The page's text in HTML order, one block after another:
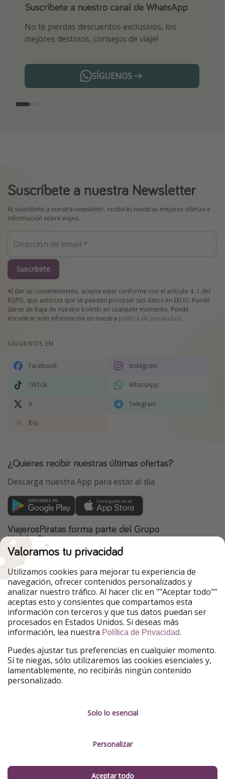
Suscríbete a nuestro canal de WhatsApp
No te pierdas descuentos exclusivos, los
mejores destinos, consejos de viaje!
SÍGUENOS
Descarga nuestra app
Sé el primero en reservar nuestros chollazos
¡Suscríbete a nuestro canal de Telegram!
¡Recibe las mejores ofertas seleccionadas para
ti por nuestros expertos en viajes
Telegram
Suscríbete a nuestra Newsletter
Al suscribirte a nuestra newsletter, recibirás nuestras mejores ofertas e
información sobre viajes.
Suscribirte
Al dar su consentimiento, acepta estar conforme con el artículo 4. 1.del
RGPD, que autoriza que se puedan procesar sus datos en EEUU. Puede
darse de baja de nuestro boletín en cualquier momento. Puede
encontrar más información en nuestra política de privacidad.
SÍGUENOS EN
Facebook Instagram
TikTok WhatsApp
X Telegram
Rss
¿Quieres recibir nuestras últimas ofertas?
Descarga nuestra App para estar al día
ViajerosPiratas forma parte del Grupo
HolidayPirates
Nuestros mercados
PiratinViaggio
HolidayPirates
VakantiePiraten
WakacyjniPiraci
VoyagesPirates
Ferienpiraten
Urlaubspiraten
Urlaubspiraten
TravelPirates
Nuestro grupo
HolidayPirates Group
Conócenos mejor
Sobre ViajerosPiratas
Sostenibilidad
Información legal
Gestionar servicios
Valoramos tu privacidad
Utilizamos cookies para mejorar tu experiencia de
navegación, ofrecer contenidos personalizados y
analizar nuestro tráfico. Al hacer clic en ""Aceptar todo""
aceptas esto y consientes que compartamos esta
información con terceros y que tus datos puedan ser
procesados en Estados Unidos. Si deseas más
información, lea nuestra Política de Privacidad.
Puedes ajustar tus preferencias en cualquier momento.
Si te niegas, sólo utilizaremos las cookies esenciales y,
lamentablemente, no recibirás ningún contenido
personalizado.
Solo lo esencial
Personalizar
Aceptar todo